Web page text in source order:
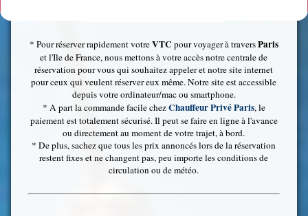
* Pour réserver rapidement votreVTC pour voyager à traversParis
et l'Ile de France, nous mettons à votre accès notre centrale de
réservation pour vous qui souhaitez appeler et notre site internet
pour ceux qui veulent réserver eux même. Notre site est accessible
depuis votre ordinateur/mac ou smartphone.
* A part la commande facile chezChauffeur Privé Paris, le
paiement est totalement sécurisé. Il peut se faire en ligne à l'avance
ou directement au moment de votre trajet, à bord.
* De plus, sachez que tous les prix annoncés lors de la réservation
restent fixes et ne changent pas, peu importe les conditions de
circulation ou de météo.